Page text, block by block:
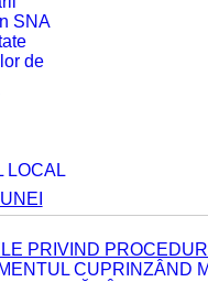
SNA
de
LOCAL
PRIVIND
CUPRINZÂND